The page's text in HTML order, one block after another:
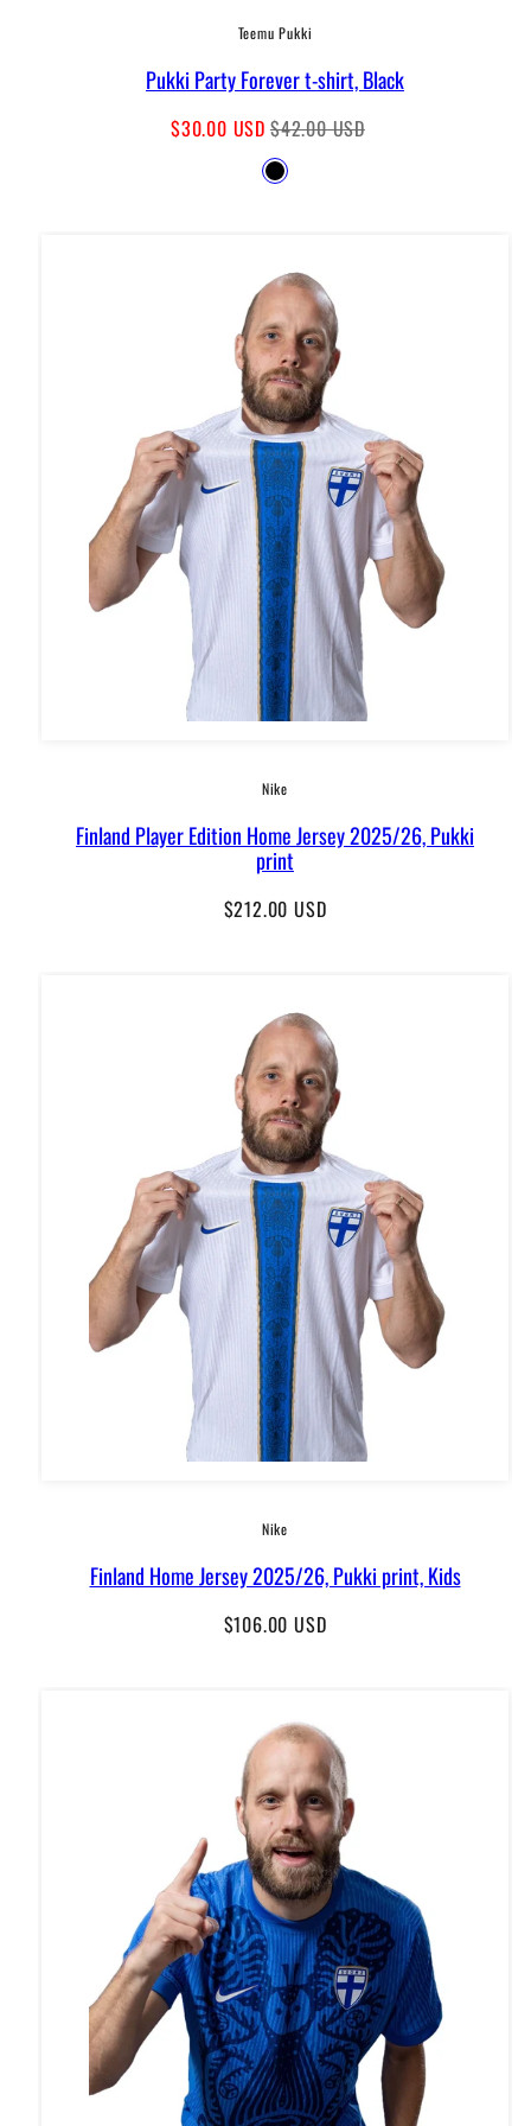
Teemu Pukki
Pukki Party Forever t-shirt, Black
Sale
$30.00 USD Regular
$42.00 USD
Available
Black
Nike
Finland Player Edition Home Jersey 2025/26, Pukki
print
Regular
$212.00 USD
Nike
Finland Home Jersey 2025/26, Pukki print, Kids
Regular
$106.00 USD